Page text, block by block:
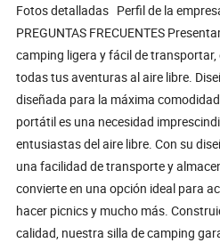
Fotos detalladas Perfil de la
PREGUNTAS FRECUENTES
camping ligera y fácil de
todas tus aventuras al aire libre.
diseñada para la máxima
portátil es una necesidad
entusiastas del aire libre. Con su
una facilidad de transporte y
convierte en una opción ideal para
hacer picnics y mucho más.
calidad, nuestra silla de camping